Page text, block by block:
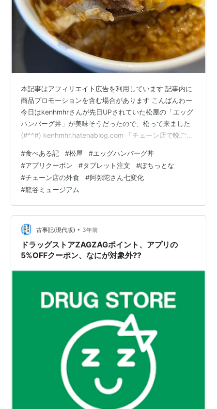
本記事はアフィリエイト広告を利用しています 記事内に
商品プロモーションを含む場合があります こんばんわー
今日はkenhmhrさんが先日UPされていた松屋の「エッグ
ハンバーグ丼」が美味そうだったので、松って来ました
(#^^#) kenhmhr.hatenablog.com 「チェーン店で晩ごは
スポットメニューを展開しているぞ、というのが丸わか
りなのでいつも有難く美味しそうな情報源として日々楽
しく拝見させていただいております(^^) 今回は水戸で初
松屋です！ 各席の前に設置されているタブレットで注
文、仕上がりの呼び出しがあるタイプのお店で初体験
で…
#食べある記 #松屋 #エッグハンバーグ丼
#アプリクーポン #タブレット注文 #ぽちっとな
#チェーン店の外食 #阿弥陀さん七変化
#龍谷ミュージアム
古事記(現代版) • 3年前
ドラッグストアZAGZAGポイント、アプリの
5%OFFクーポン、なにが対象外??